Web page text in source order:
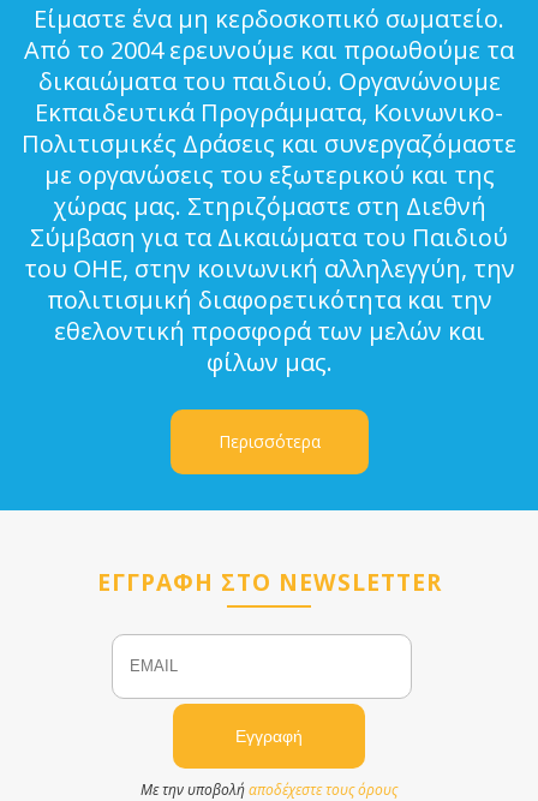
Είμαστε ένα μη κερδοσκοπικό σωματείο.
Από το 2004 ερευνούμε και προωθούμε τα
δικαιώματα του παιδιού. Οργανώνουμε
Εκπαιδευτικά Προγράμματα, Κοινωνικο-
Πολιτισμικές Δράσεις και συνεργαζόμαστε
με οργανώσεις του εξωτερικού και της
χώρας μας. Στηριζόμαστε στη Διεθνή
Σύμβαση για τα Δικαιώματα του Παιδιού
του ΟΗΕ, στην κοινωνική αλληλεγγύη, την
πολιτισμική διαφορετικότητα και την
εθελοντική προσφορά των μελών και
φίλων μας.
Περισσότερα
ΕΓΓΡΑΦΗ ΣΤΟ NEWSLETTER
Email
Με την υποβολήαποδέχεστε τους όρους